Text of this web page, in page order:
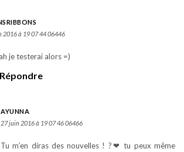
2016 à 19 07 44 06446
je testerai alors =)
Répondre
AYUNNA
27 juin 2016 à 19 07 46 06466
Tu m’en diras des nouvelles ! ?❤ tu peux même